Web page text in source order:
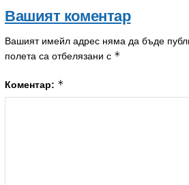
Вашият коментар
Вашият имейл адрес няма да бъде
полета са отбелязани с *
Коментар: *